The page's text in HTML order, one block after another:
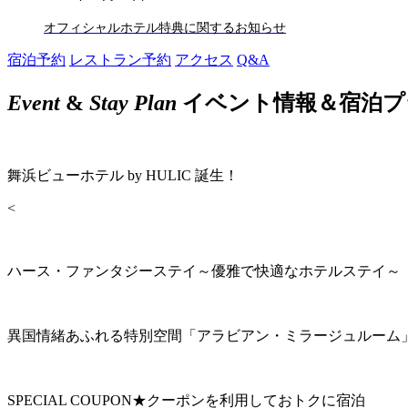
オフィシャルホテル特典に関するお知らせ
宿泊予約 レストラン予約 アクセス Q&A
Event& Stay Plan イベント情報＆宿泊
舞浜ビューホテル by HULIC 誕生！
<
ハース・ファンタジーステイ～優雅で快適なホテルステイ～
異国情緒あふれる特別空間「アラビアン・ミラージュルーム
SPECIAL COUPON★クーポンを利用しておトクに宿泊